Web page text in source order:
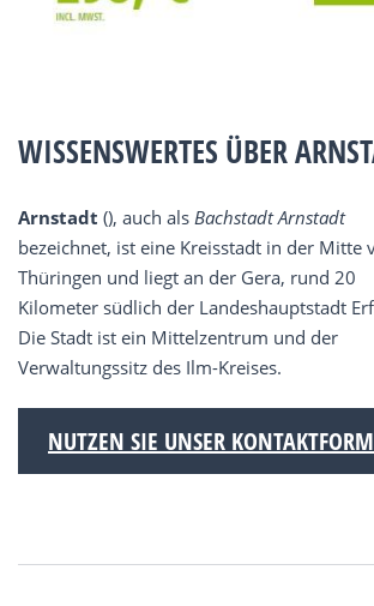
WISSENSWERTES ÜBER
Arnstadt (), auch als Bachstadt Arnstadt
bezeichnet, ist eine Kreisstadt in der Mitte
Thüringen und liegt an der Gera, rund 20
Kilometer südlich der Landeshauptstadt
Die Stadt ist ein Mittelzentrum und der
Verwaltungssitz des Ilm-Kreises.
NUTZEN SIE UNSER